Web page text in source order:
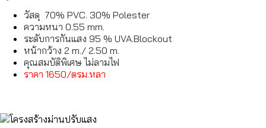
วัสดุ 70% PVC. 30% Polester
ความหนา 0.55 mm.
ระดับการกันแสง 95 % UVA.Blockout
หน้ากว้าง 2 m./ 2.50 m.
คุณสมบัติพิเศษ ไม่ลามไฟ
ราคา 1650/ตรม.หลา